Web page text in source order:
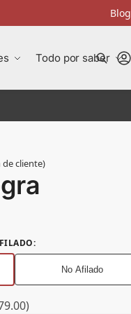
Blog
Todo por saber
cliente)
:
No Afilado